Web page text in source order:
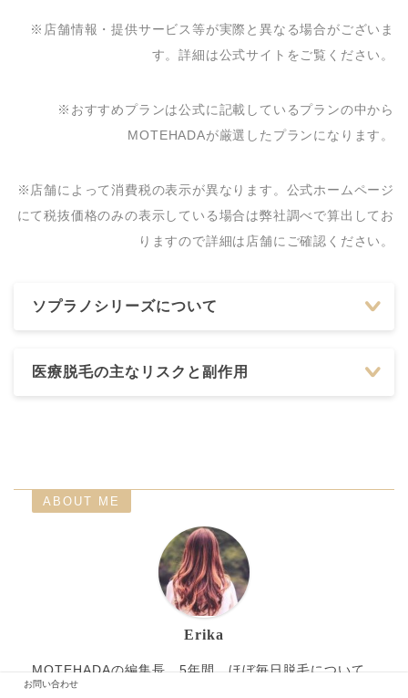
0533-85-8484
※店舗情報・提供サービス等が実際と異なる場合がございま
す。詳細は公式サイトをご覧ください。
※おすすめプランは公式に記載しているプランの中から
MOTEHADAが厳選したプランになります。
※店舗によって消費税の表示が異なります。公式ホームページ
にて税抜価格のみの表示している場合は弊社調べで算出してお
りますので詳細は店舗にご確認ください。
ソプラノシリーズについて
医療脱毛の主なリスクと副作用
ABOUT ME
Erika
MOTEHADAの編集長。5年間、ほぼ毎日脱毛について
調査してきましたので脱毛は詳しいと思います！✨みな
お問い合わせ